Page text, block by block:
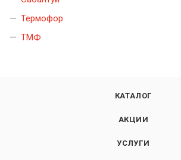
Термофор
ТМФ
КАТАЛОГ
АКЦИИ
УСЛУГИ